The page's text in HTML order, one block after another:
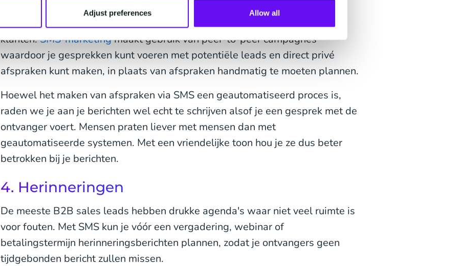
Adjust preferences Allow all
Door het automatiseren van je afsprakenplanning kan jouw team zich
concentreren op andere, belangrijkere zaken, zoals samenwerken met je
klanten.SMS-marketingmaakt gebruik van peer-to-peer campagnes
waardoor je gesprekken kunt voeren met potentiële leads en direct privé
afspraken kunt maken, in plaats van afspraken handmatig te moeten plannen.
Hoewel het maken van afspraken via SMS een geautomatiseerd proces is,
raden we je aan je berichten wel echt te schrijven alsof je een gesprek met de
ontvanger voert. Mensen praten liever met mensen dan met
geautomatiseerde systemen. Met een vriendelijke toon hou je ze dus beter
betrokken bij je berichten.
4. Herinneringen
De meeste B2B sales leads hebben drukke agenda's waar niet veel ruimte is
voor fouten. Met SMS kun je vóór een vergadering, webinar of
betalingstermijn herinneringsberichten plannen, zodat je ontvangers geen
tijdgebonden bericht zullen missen.